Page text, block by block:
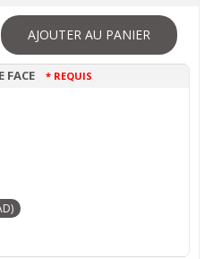
AJOUTER AU PANIER
FACE * REQUIS